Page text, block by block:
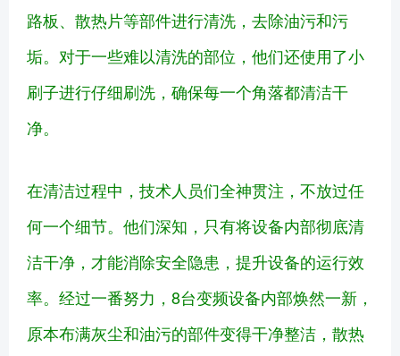
路板、散热片等部件进行清洗，去除油污和污
垢。对于一些难以清洗的部位，他们还使用了小
刷子进行仔细刷洗，确保每一个角落都清洁干
净。
在清洁过程中，技术人员们全神贯注，不放过任
何一个细节。他们深知，只有将设备内部彻底清
洁干净，才能消除安全隐患，提升设备的运行效
率。经过一番努力，8台变频设备内部焕然一新，
原本布满灰尘和油污的部件变得干净整洁，散热